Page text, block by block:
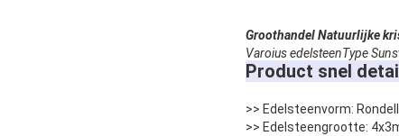
Groothandel Natuurlijke
Varoius edelsteenType
Product snel
>> Edelsteenvorm:
>> Edelsteengrootte: